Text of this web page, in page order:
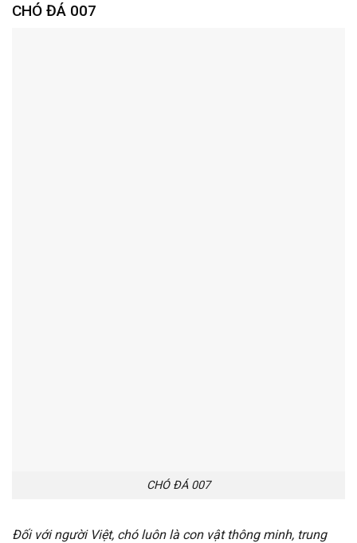
CHÓ ĐÁ 007
CHÓ ĐÁ 007
Đối với người Việt, chó luôn là con vật thông minh, trung